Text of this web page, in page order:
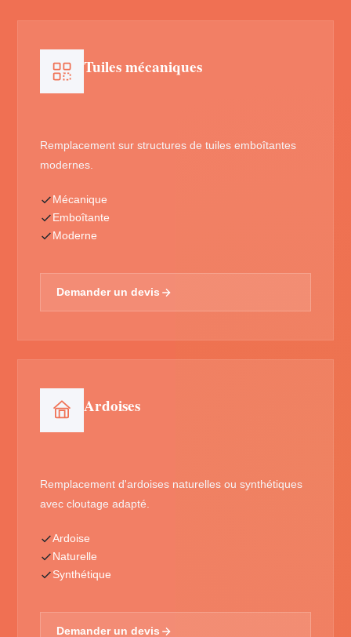
Tuiles mécaniques
Remplacement sur structures de tuiles emboîtantes
modernes.
Mécanique
Emboîtante
Moderne
Demander un devis
Ardoises
Remplacement d'ardoises naturelles ou synthétiques
avec cloutage adapté.
Ardoise
Naturelle
Synthétique
Demander un devis